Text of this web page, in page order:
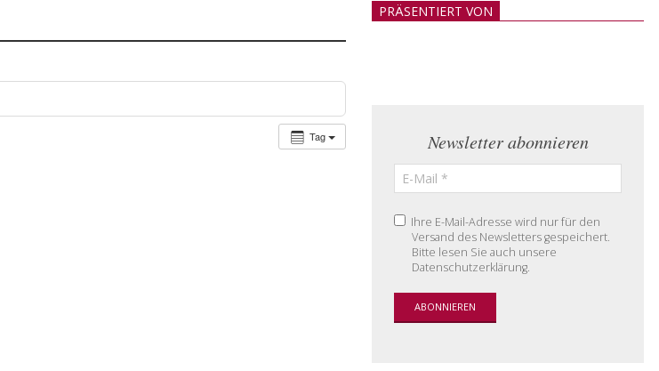
Tag
PRÄSENTIERT VON
Newsletter abonnieren
Ihre E-Mail-Adresse wird nur für den
Versand des Newsletters gespeichert.
Bitte lesen Sie auch unsere
Datenschutzerklärung.